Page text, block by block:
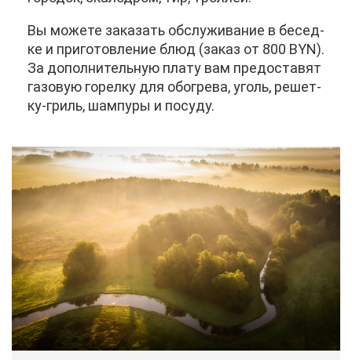
Вы мо­же­те за­ка­зать об­слу­жи­ва­ние в бе­сед­
ке и при­го­тов­ле­ние блюд (за­каз от 800 BYN).
За до­пол­ни­тель­ную пла­ту вам предо­ста­вят
га­зо­вую го­рел­ку для обо­гре­ва, уголь, ре­шет­
ку-гриль, шам­пу­ры и по­су­ду.